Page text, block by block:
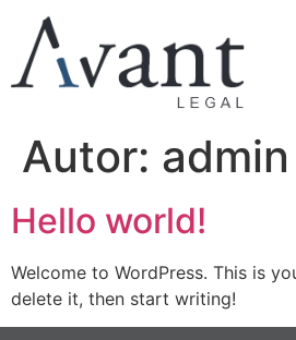
Autor: admin
Hello world!
Welcome to WordPress. This is
delete it, then start writing!